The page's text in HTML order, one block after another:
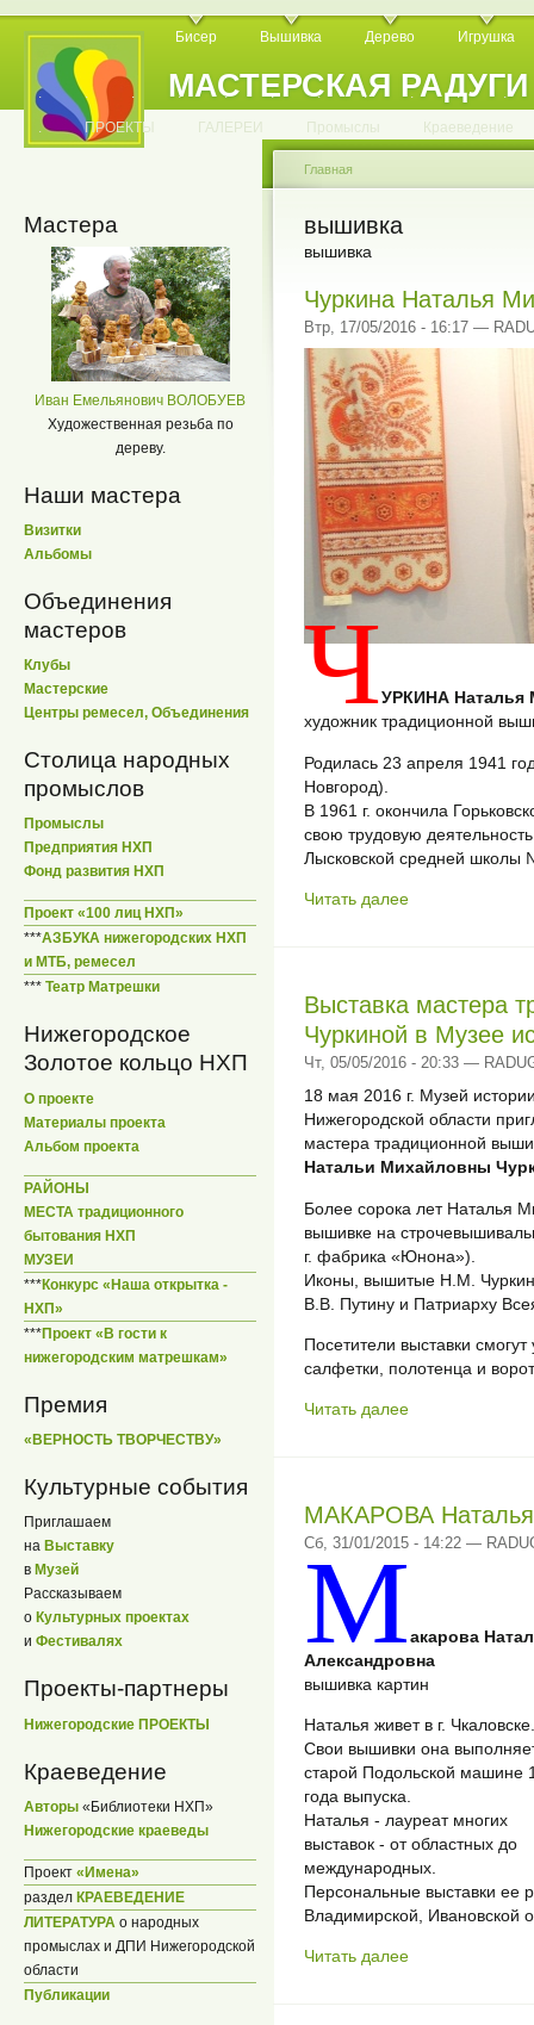
МАСТЕРСКАЯ РАДУГИ
Бисер Вышивка Дерево Игрушка
. . . . . . . . . . .
. ПРОЕКТЫ ГАЛЕРЕИ Промыслы Краеведение
Мастера
Иван Емельянович ВОЛОБУЕВ
Художественная резьба по
дереву.
Наши мастера
Визитки
Альбомы
Объединения
мастеров
Клубы
Мастерские
Центры ремесел, Объединения
Столица народных
промыслов
Промыслы
Предприятия НХП
Фонд развития НХП
Проект «100 лиц НХП»
***АЗБУКА нижегородских НХП
и МТБ, ремесел
*** Театр Матрешки
Нижегородское
Золотое кольцо НХП
О проекте
Материалы проекта
Альбом проекта
РАЙОНЫ
МЕСТА традиционного
бытования НХП
МУЗЕИ
***Конкурс «Наша открытка -
НХП»
***Проект «В гости к
нижегородским матрешкам»
Премия
«ВЕРНОСТЬ ТВОРЧЕСТВУ»
Культурные события
Приглашаем
на Выставку
в Музей
Рассказываем
о Культурных проектах
и Фестивалях
Проекты-партнеры
Нижегородские ПРОЕКТЫ
Краеведение
Авторы «Библиотеки НХП»
Нижегородские краеведы
Проект «Имена»
раздел КРАЕВЕДЕНИЕ
ЛИТЕРАТУРА о народных
промыслах и ДПИ Нижегородской
области
Публикации
Главная
вышивка
вышивка
Чуркина Наталья
Втр, 17/05/2016 - 16:17 —
ЧУРКИНА Наталья
художник традиционной
Родилась 23 апреля 1941
Новгород).
В 1961 г. окончила
свою трудовую
Лысковской средней школы
Читать далее
Выставка мастера
Чуркиной в Музее
Чт, 05/05/2016 - 20:33 —
18 мая 2016 г. Музей
Нижегородской области
мастера традиционной
Натальи Михайловны
Более сорока лет Наталья
вышивке на
г. фабрика «Юнона»).
Иконы, вышитые Н.М.
В.В. Путину и Патриарху
Посетители выставки
салфетки, полотенца и
Читать далее
МАКАРОВА Наталья
Сб, 31/01/2015 - 14:22 —
Макарова
Александровна
вышивка картин
Наталья живет в г. Чкаловске.
Свои вышивки она
старой Подольской машине
года выпуска.
Наталья - лауреат многих
выставок - от областных до
международных.
Персональные выставки ее
Владимирской, Ивановской
Читать далее